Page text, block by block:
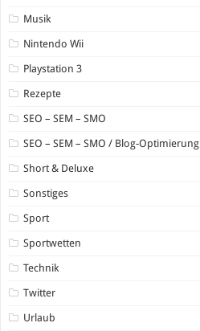
Musik
Nintendo Wii
Playstation 3
Rezepte
SEO – SEM – SMO
SEO – SEM – SMO / Blog-Optimierung
Short & Deluxe
Sonstiges
Sport
Sportwetten
Technik
Twitter
Urlaub